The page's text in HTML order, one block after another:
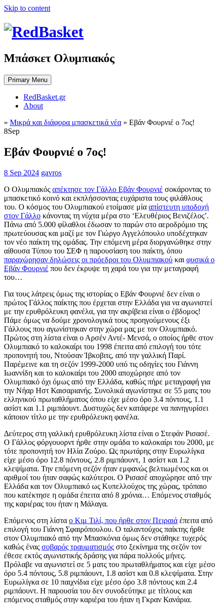
Skip to content
Μπάσκετ Ολυμπιακός
Primary Menu
RedBasket.gr
About
» Μικρά και διάφορα μπασκετικά νέα » Εβάν Φουρνιέ ο 7ος!
8Sep
Εβάν Φουρνιέ ο 7ος!
8 Sep 2024 gavros
Ο Ολυμπιακός απέκτησε τον Γάλλο Εβάν Φουρνιέ σοκάροντας το
μπασκετικό κοινό και εκπλήσσοντας ευχάριστα τους φιλάθλους
του. Ο κόσμος του Ολυμπιακού ετοίμασε μία απίστευτη υποδοχή
στον Γάλλο κάνοντας τη νύχτα μέρα στο ‘Ελευθέριος Βενιζέλος’.
Πάνω από 5.000 φίλαθλοι έδωσαν το παρών στο αεροδρόμιο της
πρωτεύουσας και μαζί με τον Γιώργο Αγγελόπουλο υποδέχτηκαν
τον νέο παίκτη της ομάδας. Την επόμενη μέρα διοργανώθηκε στην
αίθουσα Τύπου του ΣΕΦ η παρουσίαση του παίκτη, όπου
παραχώρησαν δηλώσεις οι πρόεδροι του Ολυμπιακού και φυσικά ο
Εβάν Φουρνιέ που δεν έκρυψε τη χαρά του για την μεταγραφή
του…
Για τους λάτρεις όμως της ιστορίας ο Εβάν Φουρνιέ δεν είναι ο
πρώτος Γάλλος παίκτης που έρχεται στην Ελλάδα για να αγωνιστεί
με την ερυθρόλευκη φανέλα, για την ακρίβεια είναι ο έβδομος!
Πάμε όμως να δούμε χρονολογικά τους προηγούμενους έξι
Γάλλους που αγωνίστηκαν στην χώρα μας με τον Ολυμπιακό.
Πρώτος στη λίστα είναι ο Αρσέν Αντέ- Μενσά, ο οποίος ήρθε στον
Ολυμπιακό το καλοκαίρι του 1998 έπειτα από επιλογή του τότε
προπονητή του, Ντούσαν Ίβκοβιτς, από την γαλλική Παρί.
Παρέμεινε και τη σεζόν 1999-2000 υπό τις οδηγίες του Γιάννη
Ιωαννίδη και το καλοκαίρι του 2000 αποχώρησε από τον
Ολυμπιακό όχι όμως από την Ελλάδα, καθώς πήρε μεταγραφή για
την Νήαρ Ηστ Καισαριανής. Συνολικά αγωνίστηκε σε 55 ματς του
ελληνικού πρωταθλήματος όπου είχε μέσο όρο 3.4 πόντους, 1.1
ασίστ και 1.1 ριμπάουντ. Δυστυχώς δεν κατάφερε να πανηγυρίσει
κάποιον τίτλο με την ερυθρόλευκη φανέλα.
Δεύτερος στη γαλλική ερυθρόλευκη λίστα είναι ο Στεφάν Ρισασέ.
Ο Γάλλος φόργουορντ ήρθε στην ομάδα το καλοκαίρι του 2000, με
τότε προπονητή τον Ηλία Ζούρο. Ως πρωτάρης στην Ευρωλίγκα
είχε μέσο όρο 12.8 πόντους, 2.8 ριμπάουντ, 1 ασίστ και 1.2
κλεψίματα. Την επόμενη σεζόν ήταν εμφανώς βελτιωμένος και οι
αριθμοί του ήταν σαφώς καλύτεροι. Ο Ρισασέ αποχώρησε από την
Ελλάδα και τον Ολυμπιακό ως Κυπελλούχος της χώρας, τρόπαιο
που κατέκτησε η ομάδα έπειτα από 8 χρόνια… Επόμενος σταθμός
της καριέρας του ήταν η Μάλαγα.
Επόμενος στη λίστα ο Κιμ Τιλί, που ήρθε στον Πειραιά έπειτα από
επιλογή του Γιάννη Σφαιρόπουλου. Ο ταλαντούχος παίκτης ήρθε
στον Ολυμπιακό από την Μπασκόνια όμως δεν στάθηκε τυχερός
καθώς ένας σοβαρός τραυματισμός στο ξεκίνημα της σεζόν τον
έθεσε εκτός αγωνιστικής δράσης για πάρα πολλούς μήνες.
Πρόλαβε να αγωνιστεί σε 5 ματς του πρωταθλήματος και είχε μέσο
όρο 5.4 πόντους, 5.8 ριμπάουντ, 1.8 ασίστ και 0.8 κλεψίματα. Στην
Ευρωλίγκα σε 10 παιχνίδια είχε μέσο όρο 3.8 πόντους και 2.4
ριμπάουντ. Η παρουσία του δεν συνοδεύτηκε με τίτλους και
επόμενος σταθμός στην καριέρα του ήταν η Γκραν Κανάρια.